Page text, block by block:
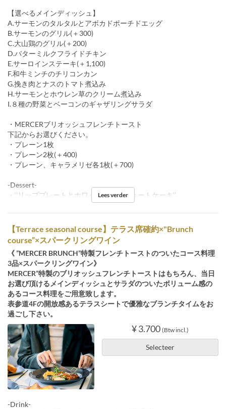
【選べるメインディッシュ】
A.サーモンのタルタルとアボカドポーチドエッグ
B.サーモンのグリル(＋300)
C.大山鶏のグリル(＋200)
D.バターミルクフライドチキン
E.サーロインステーキ(＋1,100)
F.和牛ミンチのチリコンカン
G.挽き肉とナスのトマト煮込み
H.サーモンとホウレン草のクリーム煮込み
I.８種の野菜とベーコンのギャザリングサラダ
・MERCERブリオッシュフレンチトースト
下記からお選びください。
・プレーン1枚
・プレーン2枚(＋400)
・プレーン、キャラメリゼ各1枚(＋700)
-Dessert-
・‘’リッププレートとホワイトフレアショートケーキ‘’
Lees verder
【Terrace seasonal course】テラス席確約×"Brunch
course”×スパークリングワイン
《 ”MERCER BRUNCH”特製フレンチトーストのついたコース料理
3品×スパークリングワイン》
MERCER”特製のブリオッシュフレンチトーストはもちろん、当日
お選び頂けるメインディッシュとサラダのついたボリューム感の
あるコース料理をご用意致します。
表参道4Fの開放感あるテラスシートで優雅なブランチタイムをお
過ごし下さい。
¥ 3.700 (Btw incl.)
Selecteer
-Drink-